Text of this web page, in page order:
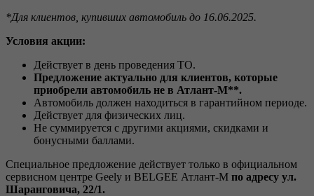
*Для клиентов, купивших автомобиль до 16.06.2025.
Условия акции:
Действует в день проведения ТО.
Предложение актуально для клиентов, которые
приобрели автомобиль не в Атлант-М**.
Автомобиль должен находиться в гарантийном периоде.
Действует для физических лиц.
Не суммируется с другими акциями, скидками и
бонусными баллами.
Специальное предложение действует только в официальном
сервисном центре Geely и BELGEE Атлант-М по адресу ул.
Шаранговича, 22/1.